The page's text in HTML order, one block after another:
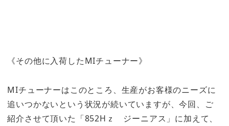
《その他に入荷したMIチューナー》
MIチューナーはこのところ、生産がお客様のニーズに
追いつかないという状況が続いていますが、今回、ご
紹介させて頂いた「852Hｚ ジーニアス」に加えて、